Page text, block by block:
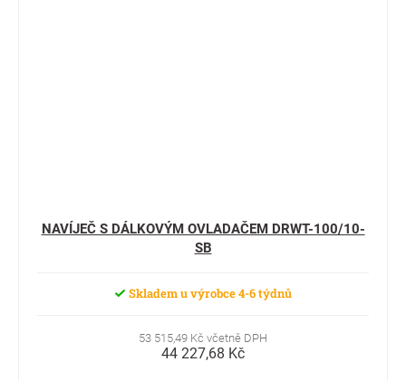
NAVÍJEČ S DÁLKOVÝM OVLADAČEM DRWT-100/10-
SB
Skladem u výrobce 4-6 týdnů
53 515,49 Kč včetně DPH
44 227,68 Kč